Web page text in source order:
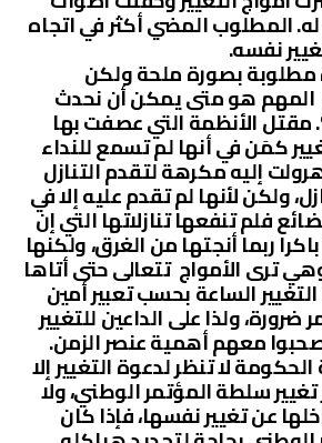
له. المطلوب المضي أكثر في اتجاه
نفسه.
مطلوبة بصورة ملحة ولكن
المهم هو متى يمكن أن نحدث
مقتل الأنظمة التي عصفت بها
كمَن في أنها لم تسمع للنداء
إليه مكرهة لتقدم التنازل
ولكن لأنها لم تقدم عليه إلا في
فلم تنفعها تنازلاتها التي إن
ربما أنجتها من الغرق، ولكنها
ترى الأمواج تتعالى حتى أتاها
التغيير الساعة بحسب تعبير أمين
ولذا على الداعين للتغيير
معهم أهمية عنصر الزمن.
لا تنظر لدعوة التغيير إلا
سلطة المؤتمر الوطني، ولا
عن تغيير نفسها، فإذا كان